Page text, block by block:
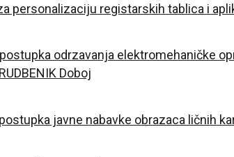
personalizaciju registarskih tablica i
odrzavanja elektromehaničke
Doboj
javne nabavke obrazaca ličnih